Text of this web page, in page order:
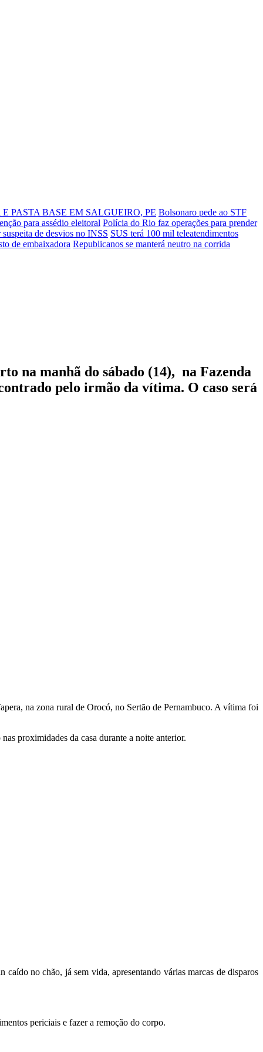
PASTA BASE EM SALGUEIRO, PE Bolsonaro pede ao STF
para assédio eleitoral Polícia do Rio faz operações para prender
de desvios no INSS SUS terá 100 mil teleatendimentos
de embaixadora Republicanos se manterá neutro na corrida
na manhã do sábado (14), na Fazenda
pelo irmão da vítima. O caso será
na zona rural de Orocó, no Sertão de Pernambuco. A vítima foi
proximidades da casa durante a noite anterior.
no chão, já sem vida, apresentando várias marcas de disparos
periciais e fazer a remoção do corpo.